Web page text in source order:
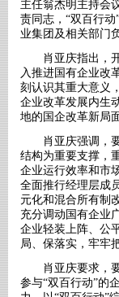
主任翁杰明主持会
责同志，“双百行
业集团及相关部门
肖亚庆指出，
入推进国有企业改
刻认识其重大意义
企业改革发展内生
地的国企改革新局面
肖亚庆强调，
结构为重要支撑，
企业运行效率和市
全面推行经理层成
元化和混合所有制
充分调动国有企业
企业轻装上阵、公
局、保落实，牢牢
肖亚庆要求，
参与“双百行动”的